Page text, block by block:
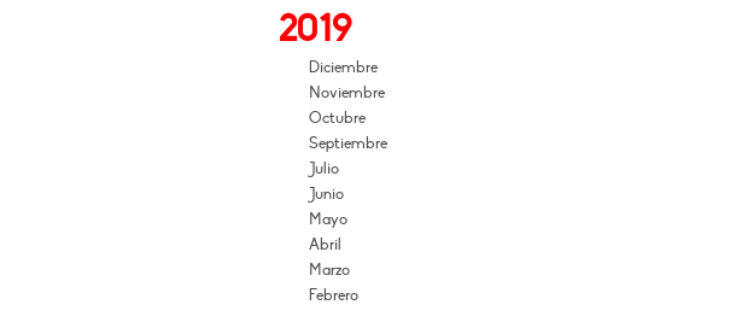
2019
Diciembre
Noviembre
Octubre
Septiembre
Julio
Junio
Mayo
Abril
Marzo
Febrero